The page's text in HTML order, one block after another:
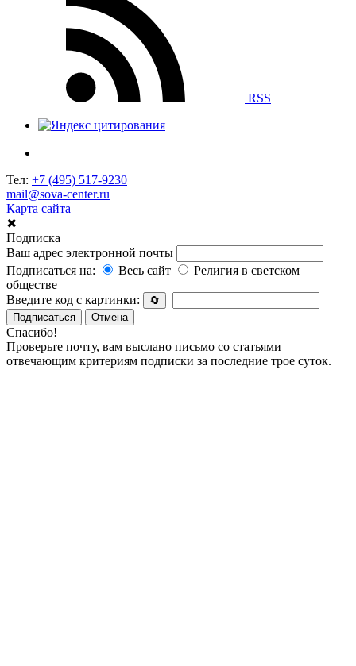
RSS
Тел: +7 (495) 517-9230
mail@sova-center.ru
Карта сайта
✖
Подписка
Ваш адрес электронной почты
Подписаться на:
Весь сайт
Религия в светском
обществе
Введите код с картинки:
🔄
Подписаться
Отмена
Спасибо!
Проверьте почту, вам выслано письмо со статьями
отвечающим критериям подписки за последние трое суток.